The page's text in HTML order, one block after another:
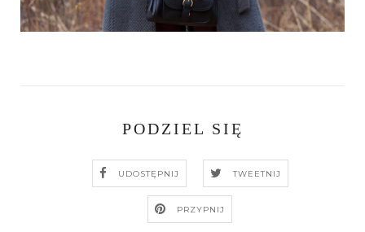
PODZIEL SIĘ
UDOSTĘPNIJ TWEETNIJ
PRZYPNIJ